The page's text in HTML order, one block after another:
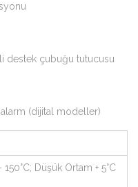
destek çubuğu tutucusu
(dijital modeller)
150°C; Düşük Ortam + 5°C